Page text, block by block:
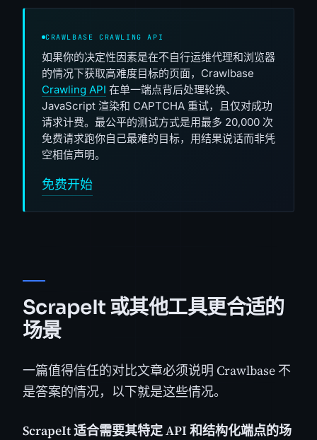
CRAWLBASE CRAWLING API
如果你的决定性因素是在不自行运维代理和浏览器
的情况下获取高难度目标的页面，Crawlbase
Crawling API 在单一端点背后处理轮换、
JavaScript 渲染和 CAPTCHA 重试，且仅对成功
请求计费。最公平的测试方式是用最多 20,000 次
免费请求跑你自己最难的目标，用结果说话而非凭
空相信声明。
免费开始
ScrapeIt 或其他工具更合适的
场景
一篇值得信任的对比文章必须说明 Crawlbase 不
是答案的情况，以下就是这些情况。
ScrapeIt 适合需要其特定 API 和结构化端点的场